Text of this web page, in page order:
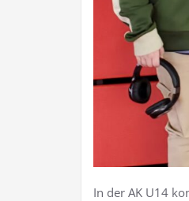
In der AK U14